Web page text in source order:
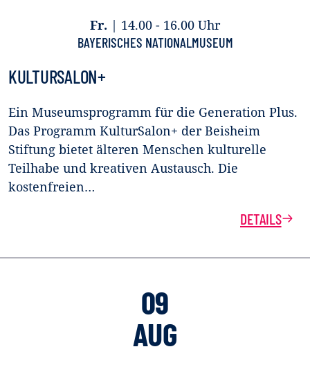
Fr. | 14.00 - 16.00 Uhr
BAYERISCHES NATIONALMUSEUM
KULTURSALON+
Ein Museumsprogramm für die Generation Plus.
Das Programm KulturSalon+ der Beisheim
Stiftung bietet älteren Menschen kulturelle
Teilhabe und kreativen Austausch. Die
kostenfreien…
DETAILS
09
AUG